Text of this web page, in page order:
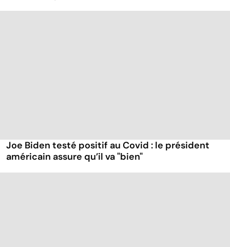
Joe Biden testé positif au Covid : le président
américain assure qu’il va "bien"